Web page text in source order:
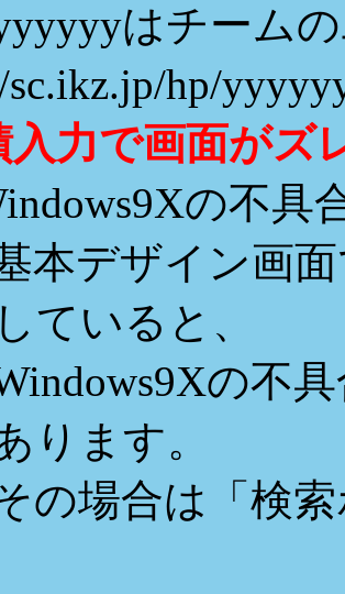
はチームの
sc.ikz.jp/hp/
入力で画面がズ
の不具
デザイン画面
ていると、
の不具
ります。
合は「検索ボ